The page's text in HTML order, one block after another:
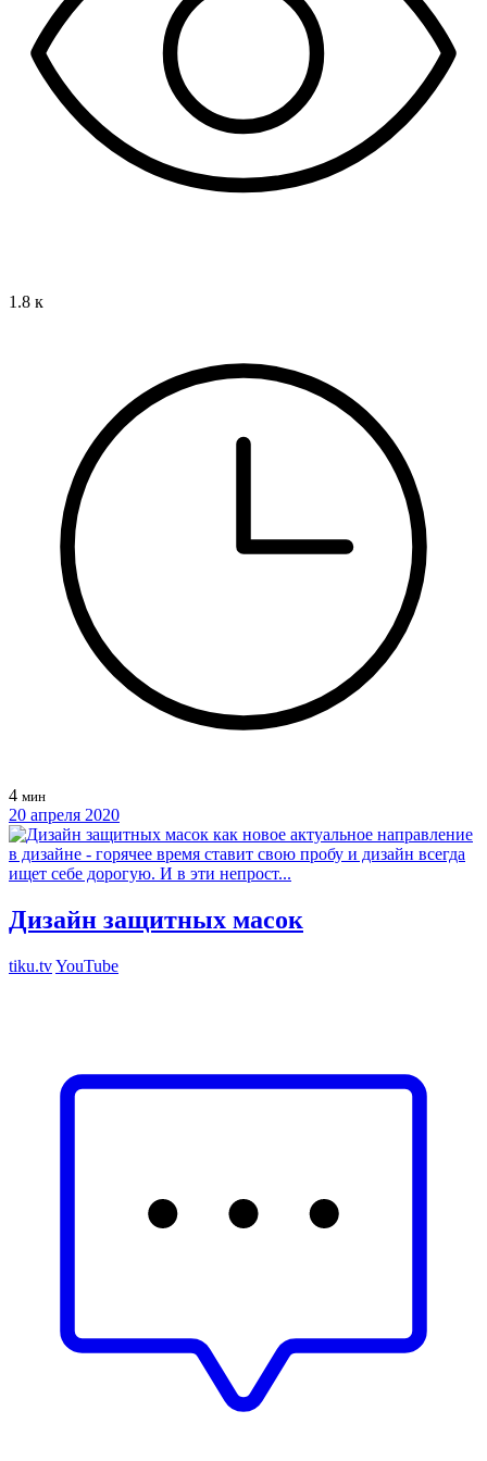
1.8 к
4 мин
20 апреля 2020
Дизайн защитных масок
tiku.tvYouTube